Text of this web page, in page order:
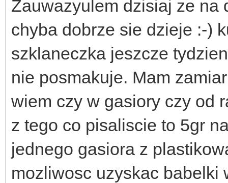
Zauwazyulem dzisiaj ze na
chyba dobrze sie dzieje :-)
szklaneczka jeszcze
nie posmakuje. Mam
wiem czy w gasiory czy od
z tego co pisaliscie to 5gr
jednego gasiora z
mozliwosc uzyskac babelki